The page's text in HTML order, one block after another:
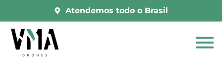
Atendemos todo o Brasil